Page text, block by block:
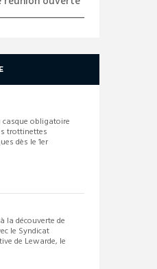
casque obligatoire
trottinettes
dès le 1er
la découverte de
le Syndicat
de Lewarde, le